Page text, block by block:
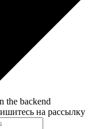
the backend
на рассылку